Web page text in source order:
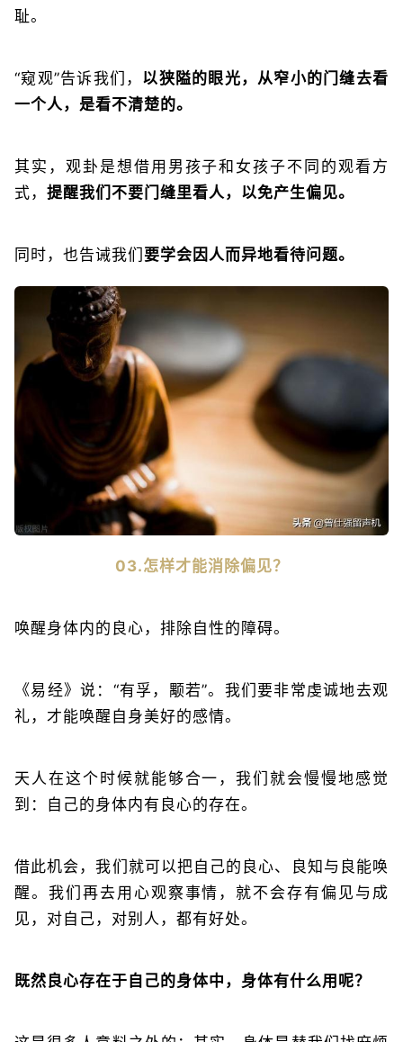
耻。
“窥观”告诉我们， 以狭隘的眼光，从窄小的门缝去看
一个人，是看不清楚的。
其实，观卦是想借用男孩子和女孩子不同的观看方
式， 提醒我们不要门缝里看人，以免产生偏见。
同时，也告诫我们 要学会因人而异地看待问题。
03.怎样才能消除偏见？
唤醒身体内的良心，排除自性的障碍。
《易经》说：“有孚，颙若”。我们要非常虔诚地去观
礼，才能唤醒自身美好的感情。
天人在这个时候就能够合一，我们就会慢慢地感觉
到：自己的身体内有良心的存在。
借此机会，我们就可以把自己的良心、良知与良能唤
醒。我们再去用心观察事情，就不会存有偏见与成
见，对自己，对别人，都有好处。
既然良心存在于自己的身体中，身体有什么用呢？